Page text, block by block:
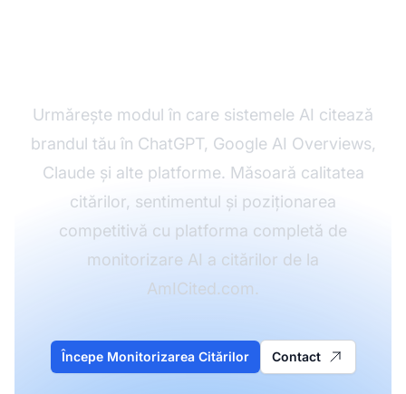
Urmărește modul în care sistemele AI citează
brandul tău în ChatGPT, Google AI Overviews,
Claude și alte platforme. Măsoară calitatea
citărilor, sentimentul și poziționarea
competitivă cu platforma completă de
monitorizare AI a citărilor de la
AmICited.com.
Începe Monitorizarea Citărilor Contact